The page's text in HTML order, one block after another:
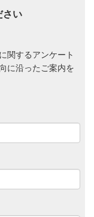
さい
関するアンケート
に沿ったご案内を